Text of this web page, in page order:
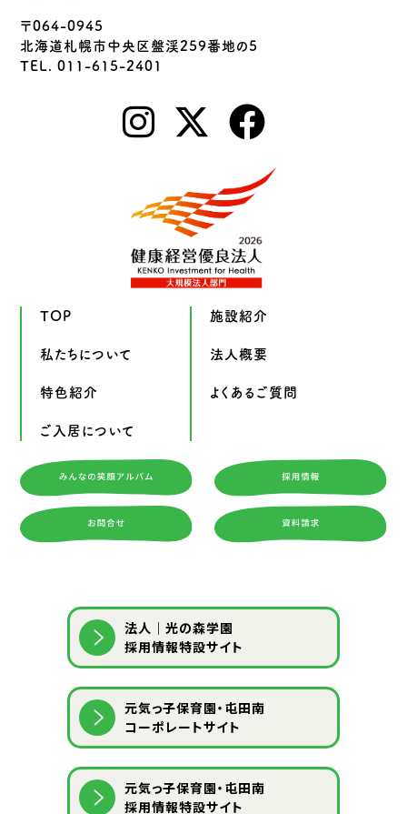
〒064-0945
北海道札幌市中央区盤渓259番地の5
TEL. 011-615-2401
TOP
私たちについて
特色紹介
ご入居について
施設紹介
法人概要
よくあるご質問
法人｜光の森学園
採用情報特設サイト
元気っ子保育園・屯田南
コーポレートサイト
元気っ子保育園・屯田南
採用情報特設サイト